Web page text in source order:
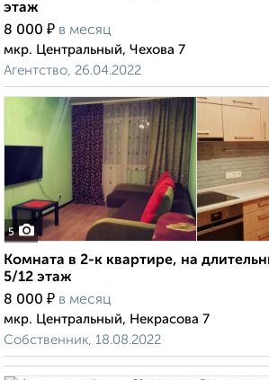
этаж
8 000 ₽ в месяц
мкр. Центральный, Чехова 7
Агентство, 26.04.2022
5
Комната в 2-к квартире, на
5/12 этаж
8 000 ₽ в месяц
мкр. Центральный, Некрасова 7
Собственник, 18.08.2022